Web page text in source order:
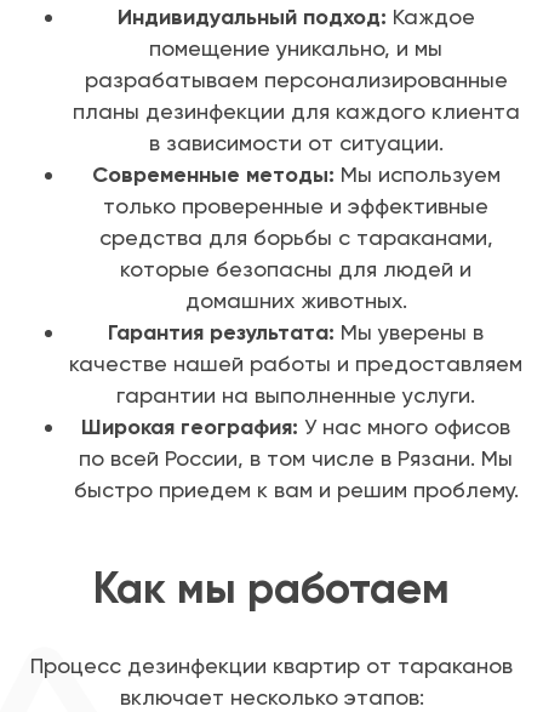
Индивидуальный подход: Каждое
помещение уникально, и мы
разрабатываем персонализированные
планы дезинфекции для каждого клиента
в зависимости от ситуации.
Современные методы: Мы используем
только проверенные и эффективные
средства для борьбы с тараканами,
которые безопасны для людей и
домашних животных.
Гарантия результата: Мы уверены в
качестве нашей работы и предоставляем
гарантии на выполненные услуги.
Широкая география: У нас много офисов
по всей России, в том числе в Рязани. Мы
быстро приедем к вам и решим проблему.
Как мы работаем
Процесс дезинфекции квартир от тараканов
включает несколько этапов: